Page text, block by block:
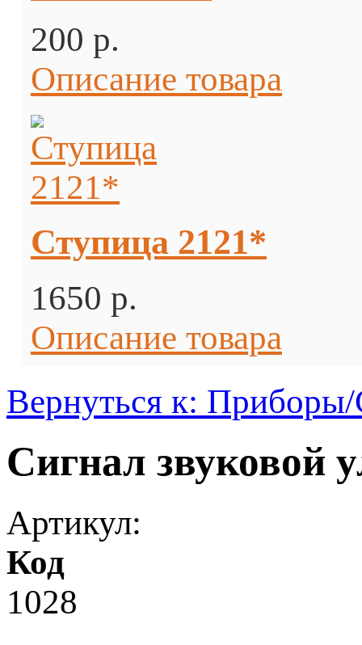
200 p.
Описание товара
Ступица 2121*
1650 p.
Описание товара
Вернуться к:
Сигнал звуковой
Артикул:
Код
1028